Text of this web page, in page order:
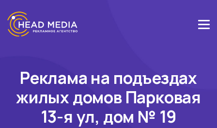
Реклама на подъездах
жилых домов Парковая
13-я ул, дом № 19